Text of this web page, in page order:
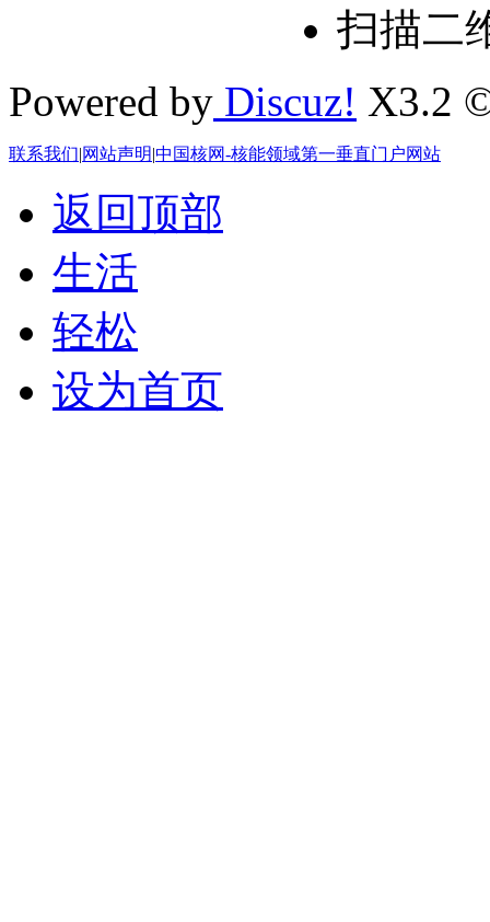
扫描二
Powered by Discuz! X3.2
联系我们|网站声明|中国核网-核能领域第一垂直门户网站
返回顶部
生活
轻松
设为首页